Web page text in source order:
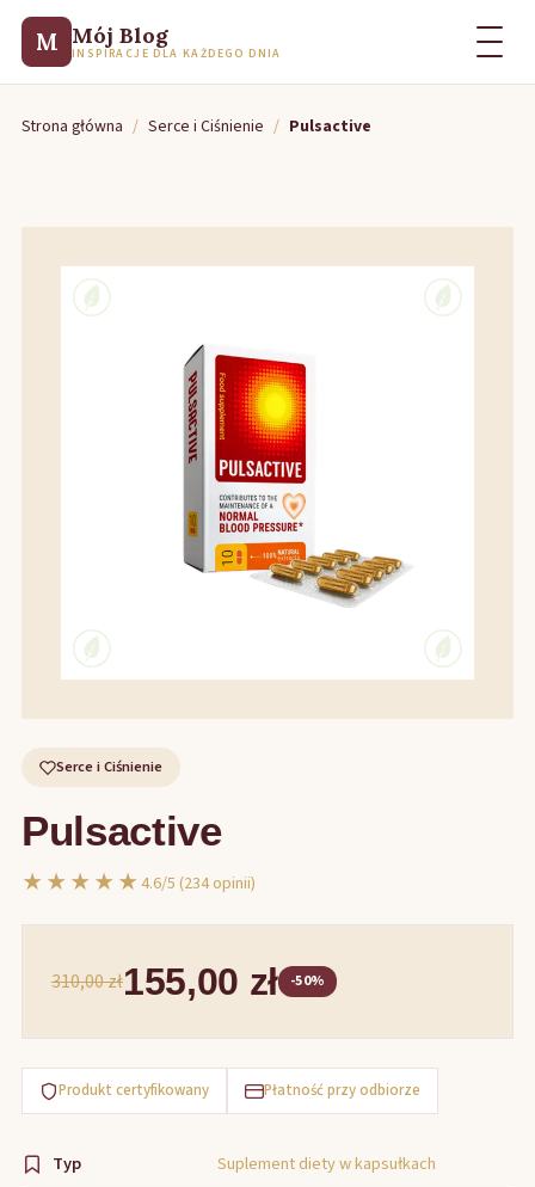
M Mój Blog
INSPIRACJE DLA KAŻDEGO DNIA
Strona główna / Serce i Ciśnienie / Pulsactive
Serce i Ciśnienie
Pulsactive
★★★★★4.6/5 (234 opinii)
310,00 zł155,00 zł -50%
Produkt certyfikowany Płatność przy odbiorze
Typ Suplement diety w kapsułkach